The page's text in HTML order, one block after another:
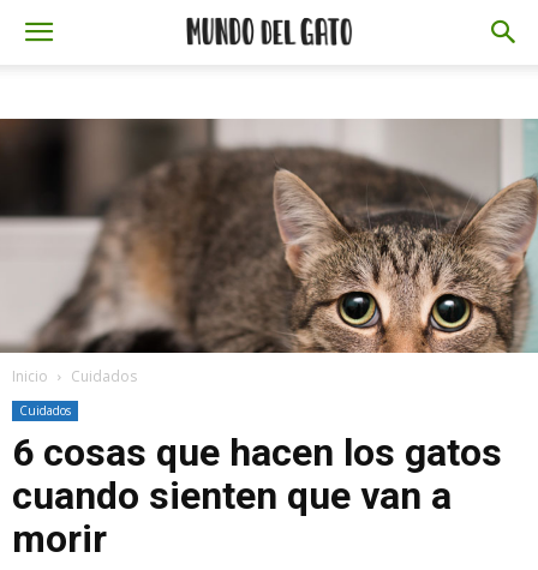
Inicio Cuidados
Cuidados
6 cosas que hacen los gatos
cuando sienten que van a
morir